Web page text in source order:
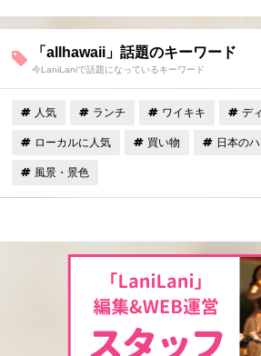
「allhawaii」話題のキーワード
今LaniLaniで話題になっているキーワード
人気 ランチ ワイキキ デ
ローカルに人気 買い物 日本の
風景・景色